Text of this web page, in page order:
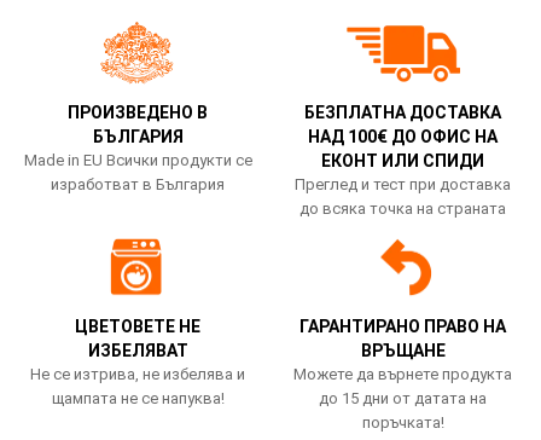
ПРОИЗВЕДЕНО В
БЪЛГАРИЯ
Made in EU Всички продукти се
изработват в България
БЕЗПЛАТНА ДОСТАВКА
НАД 100€ ДО ОФИС НА
ЕКОНТ ИЛИ СПИДИ
Преглед и тест при доставка
до всяка точка на страната
ЦВЕТОВЕТЕ НЕ
ИЗБЕЛЯВАТ
Не се изтрива, не избелява и
щампата не се напуква!
ГАРАНТИРАНО ПРАВО НА
ВРЪЩАНЕ
Можете да върнете продукта
до 15 дни от датата на
поръчката!